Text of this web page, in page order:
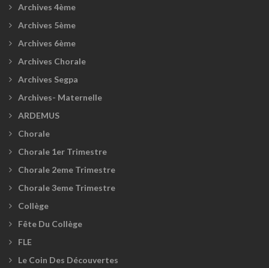
Archives 4ème
Archives 5ème
Archives 6ème
Archives Chorale
Archives Segpa
Archives- Maternelle
ARDEMUS
Chorale
Chorale 1er Trimestre
Chorale 2eme Trimestre
Chorale 3eme Trimestre
Collège
Fête Du Collège
FLE
Le Coin Des Découvertes